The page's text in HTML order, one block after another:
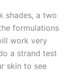
shades, a two
formulations
work very
a strand test
skin to see